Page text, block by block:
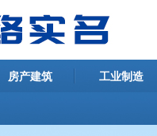
房产建筑 工业制造